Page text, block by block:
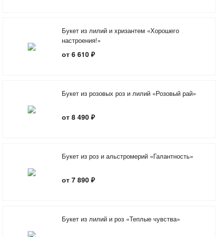
Букет из лилий и хризантем «Хорошего
настроения!»
от 6 610 ₽
Букет из розовых роз и лилий «Розовый рай»
от 8 490 ₽
Букет из роз и альстромерий «Галантность»
от 7 890 ₽
Букет из лилий и роз «Теплые чувства»